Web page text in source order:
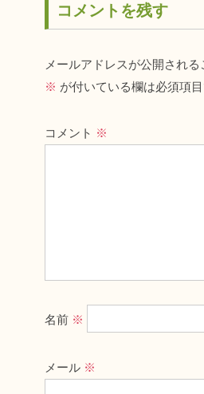
コメントを残す
メールアドレスが公開される
※ が付いている欄は必須項
コメント ※
名前 ※
メール ※